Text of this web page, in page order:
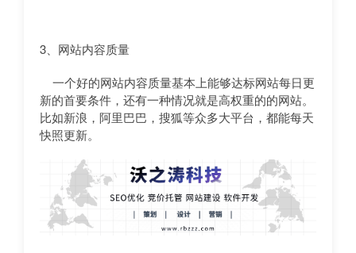
3、网站内容质量
一个好的网站内容质量基本上能够达标网站每日更
新的首要条件，还有一种情况就是高权重的的网站。
比如新浪，阿里巴巴，搜狐等众多大平台，都能每天
快照更新。